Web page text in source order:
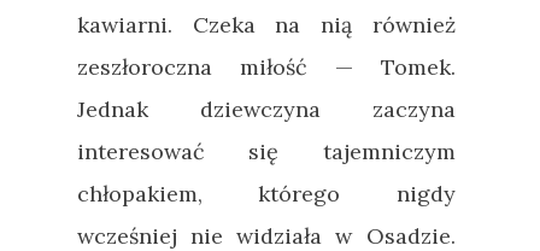
kawiarni. Czeka na nią również
zeszłoroczna miłość — Tomek.
Jednak dziewczyna zaczyna
interesować się tajemniczym
chłopakiem, którego nigdy
wcześniej nie widziała w Osadzie.